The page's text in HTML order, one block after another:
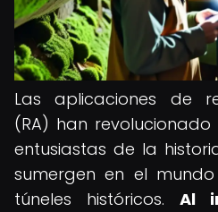
Las aplicaciones de
(RA) han
entusiastas de la
sumergen en el
túneles históricos. Al